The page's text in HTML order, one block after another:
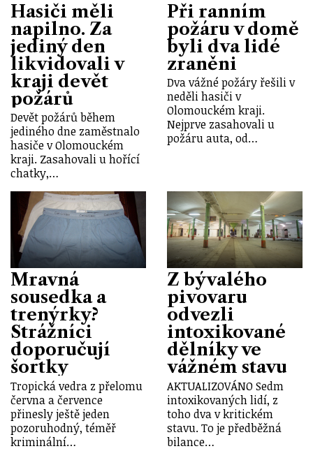
Hasiči měli
napilno. Za
jediný den
likvidovali v
kraji devět
požárů
Devět požárů během
jediného dne zaměstnalo
hasiče v Olomouckém
kraji. Zasahovali u hořící
chatky,…
Při ranním
požáru v domě
byli dva lidé
zraněni
Dva vážné požáry řešili v
neděli hasiči v
Olomouckém kraji.
Nejprve zasahovali u
požáru auta, od…
Mravná
sousedka a
trenýrky?
Strážníci
doporučují
šortky
Tropická vedra z přelomu
června a července
přinesly ještě jeden
pozoruhodný, téměř
kriminální…
Z bývalého
pivovaru
odvezli
intoxikované
dělníky ve
vážném stavu
AKTUALIZOVÁNO Sedm
intoxikovaných lidí, z
toho dva v kritickém
stavu. To je předběžná
bilance…